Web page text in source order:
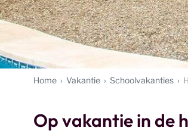
Home Vakantie Schoolvakanties
Op vakantie in de